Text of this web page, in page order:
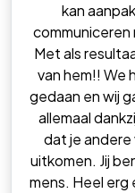
kan
communiceren
Met als
van hem!! We
gedaan en wij
allemaal
dat je andere
uitkomen. Jij
mens. Heel